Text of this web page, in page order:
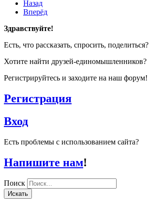
Назад
Вперёд
Здравствуйте!
Есть, что рассказать, спросить, поделиться?
Хотите найти друзей-единомышленников?
Регистрируйтесь и заходите на наш форум!
Регистрация
Вход
Есть проблемы с использованием сайта?
Напишите нам!
Поиск
Искать